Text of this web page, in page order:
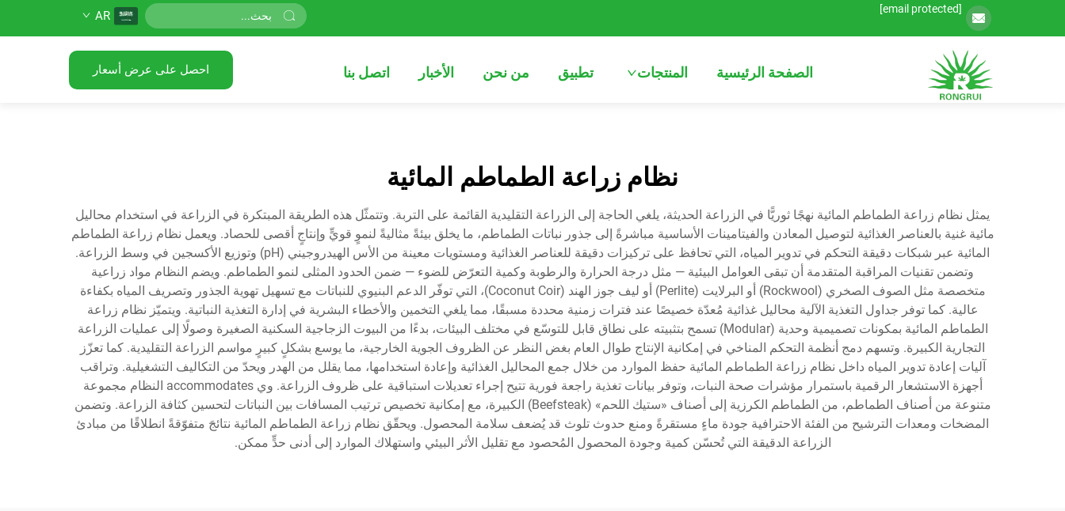
[email protected]
AR
الصفحة الرئيسية المنتجات تطبيق من نحن الأخبار اتصل بنا احصل على عرض أسعار
نظام زراعة الطماطم المائية
يمثل نظام زراعة الطماطم المائية نهجًا ثوريًّا في الزراعة الحديثة، يلغي الحاجة إلى الزراعة التقليدية القائمة على التربة. وتتمثّل هذه الطريقة المبتكرة في الزراعة في استخدام محاليل
مائية غنية بالعناصر الغذائية لتوصيل المعادن والفيتامينات الأساسية مباشرةً إلى جذور نباتات الطماطم، ما يخلق بيئةً مثاليةً لنموٍ قويٍّ وإنتاجٍ أقصى للحصاد. ويعمل نظام زراعة الطماطم
المائية عبر شبكات دقيقة التحكم في تدوير المياه، التي تحافظ على تركيزات دقيقة للعناصر الغذائية ومستويات معينة من الأس الهيدروجيني (pH) وتوزيع الأكسجين في وسط الزراعة.
وتضمن تقنيات المراقبة المتقدمة أن تبقى العوامل البيئية — مثل درجة الحرارة والرطوبة وكمية التعرّض للضوء — ضمن الحدود المثلى لنمو الطماطم. ويضم النظام مواد زراعية
متخصصة مثل الصوف الصخري (Rockwool) أو البرلايت (Perlite) أو ليف جوز الهند (Coconut Coir)، التي توفّر الدعم البنيوي للنباتات مع تسهيل تهوية الجذور وتصريف المياه بكفاءة
عالية. كما توفر جداول التغذية الآلية محاليل غذائية مُعدّة خصيصًا عند فترات زمنية محددة مسبقًا، مما يلغي التخمين والأخطاء البشرية في إدارة التغذية النباتية. ويتميّز نظام زراعة
الطماطم المائية بمكونات تصميمية وحدية (Modular) تسمح بتثبيته على نطاق قابل للتوسّع في مختلف البيئات، بدءًا من البيوت الزجاجية السكنية الصغيرة وصولًا إلى عمليات الزراعة
التجارية الكبيرة. وتسهم دمج أنظمة التحكم المناخي في إمكانية الإنتاج طوال العام بغض النظر عن الظروف الجوية الخارجية، ما يوسع بشكلٍ كبيرٍ مواسم الزراعة التقليدية. كما تعزّز
آليات إعادة تدوير المياه داخل نظام زراعة الطماطم المائية حفظ الموارد من خلال جمع المحاليل الغذائية وإعادة استخدامها، مما يقلل من الهدر ويحدّ من التكاليف التشغيلية. وتراقب
أجهزة الاستشعار الرقمية باستمرار مؤشرات صحة النبات، وتوفر بيانات تغذية راجعة فورية تتيح إجراء تعديلات استباقية على ظروف الزراعة. وي accommodates النظام مجموعة
متنوعة من أصناف الطماطم، من الطماطم الكرزية إلى أصناف «ستيك اللحم» (Beefsteak) الكبيرة، مع إمكانية تخصيص ترتيب المسافات بين النباتات لتحسين كثافة الزراعة. وتضمن
المضخات ومعدات الترشيح من الفئة الاحترافية جودة ماءٍ مستقرةً ومنع حدوث تلوث قد يُضعف سلامة المحصول. ويحقّق نظام زراعة الطماطم المائية نتائجَ متفوّقةً انطلاقًا من مبادئ
الزراعة الدقيقة التي تُحسّن كمية وجودة المحصول المُحصود مع تقليل الأثر البيئي واستهلاك الموارد إلى أدنى حدٍّ ممكن.